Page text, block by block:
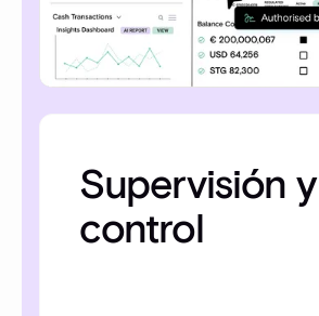
Supervisión y
control